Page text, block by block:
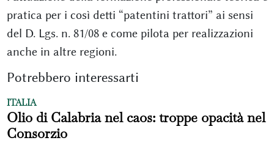
pratica per i così detti “patentini trattori” ai sensi
del D. Lgs. n. 81/08 e come pilota per realizzazioni
anche in altre regioni.
Potrebbero interessarti
ITALIA
Olio di Calabria nel caos: troppe opacità nel
Consorzio